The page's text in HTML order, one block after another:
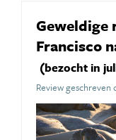
Geweldige
Francisco
(bezocht in
Review geschreven